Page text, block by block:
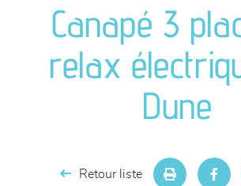
séjours
meubles de complément
Canapé 3
relax
Dune
Retour liste